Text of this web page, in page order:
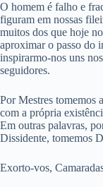
O homem é falho e
figuram em nossas
muitos dos que hoje
aproximar o passo do
inspirarmo-nos uns
seguidores.
Por Mestres tomemos
com a própria
Em outras palavras,
Dissidente, tomemos
Exorto-vos,